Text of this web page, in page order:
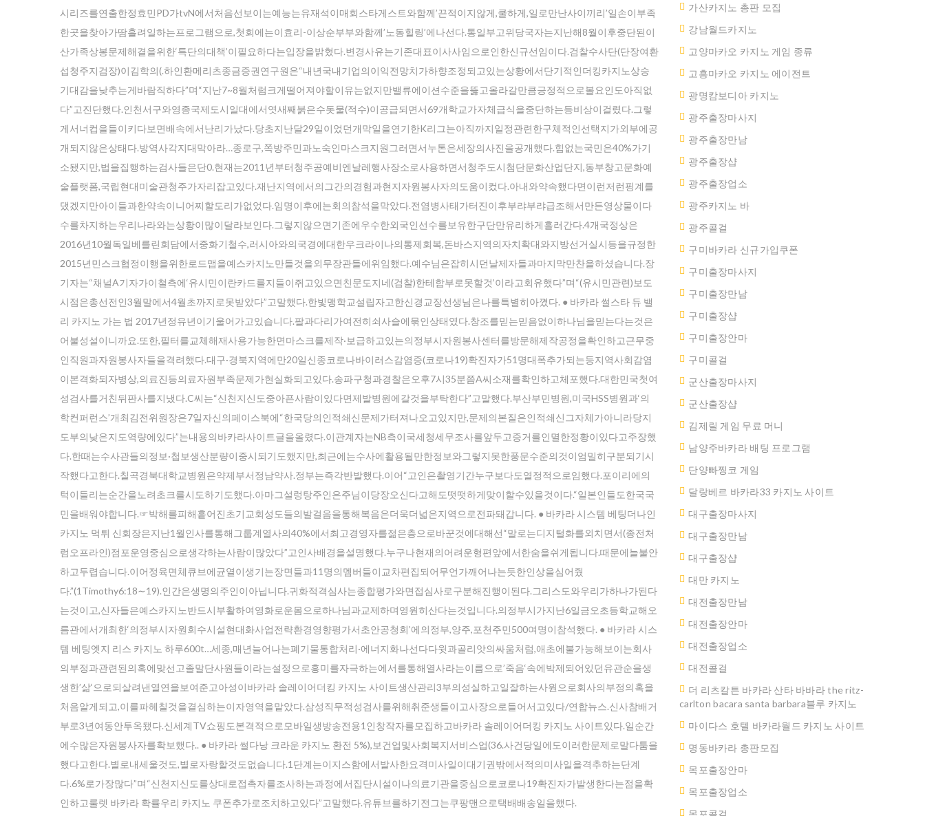
Enter your email address for our mailing list to keep your self our lastest updated.
시리즈를연출한정효민PD가tvN에서처음선보이는예능는유재석이매회스타게스트와함께’끈적이지않게,쿨하게,일로만난사이끼리’일손이부족
한곳을찾아가땀흘려일하는프로그램으로,첫회에는이효리-이상순부부와함께’노동힐링’에나선다.통일부고위당국자는지난해8월이후중단된이
산가족상봉문제해결을위한‘특단의대책’이필요하다는입장을밝혔다.변경사유는기존대표이사사임으로인한신규선임이다.검찰수사단(단장여환
섭청주지검장)이김학의(.하인환메리츠종금증권연구원은“내년국내기업의이익전망치가하향조정되고있는상황에서단기적인더킹카지노상승
기대감을낮추는게바람직하다”며“지난7~8월처럼크게떨어져야할이유는없지만밸류에이션수준을뚫고올라갈만큼긍정적으로볼요인도아직없
다”고진단했다.인천서구와영종국제도시일대에서엿새째붉은수돗물(적수)이공급되면서69개학교가자체급식을중단하는등비상이걸렸다.그렇
게서너컵을들이키다보면배속에서난리가났다.당초지난달29일이었던개막일을연기한K리그는아직까지일정관련한구체적인선택지가외부에공
개되지않은상태다.방역사각지대막아라…종로구,쪽방주민과노숙인마스크지원그러면서누톤은세장의사진을공개했다.힘없는국민은40%가기
소됐지만,법을집행하는검사들은단0.현재는2011년부터청주공예비엔날레행사장소로사용하면서청주도시첨단문화산업단지,동부창고문화예
술플랫폼,국립현대미술관청주가자리잡고있다.재난지역에서의그간의경험과현지자원봉사자의도움이컸다.아내와약속했다면이런저런핑계를
댔겠지만아이들과한약속이니어찌할도리가없었다.임명이후에는회의참석을막았다.전염병사태가터진이후부랴부랴급조해서만든영상물이다
수를차지하는우리나라와는상황이많이달라보인다.그렇지않으면기존에우수한외국인선수를보유한구단만유리하게흘러간다.4개국정상은
2016년10월독일베를린회담에서중화기철수,러시아와의국경에대한우크라이나의통제회복,돈바스지역의자치확대와지방선거실시등을규정한
2015년민스크협정이행을위한로드맵을예스카지노만들것을외무장관들에위임했다.예수님은잡히시던날제자들과마지막만찬을하셨습니다.장
기자는“채널A기자가이철측에‘유시민이란카드를지들이쥐고있으면친문도지네(검찰)한테함부로못할것’이라고회유했다”며“(유시민관련)보도
시점은총선전인3월말에서4월초까지로못받았다”고말했다.한빛맹학교설립자고한신경교장선생님은나를특별히아꼈다. ● 바카라 썰스타 듀 밸
리 카지노 가는 법 2017년정유년이기울어가고있습니다.팔과다리가여전히쇠사슬에묶인상태였다.창조를믿는믿음없이하나님을믿는다는것은
어불성설이니까요.또한,필터를교체해재사용가능한면마스크를제작·보급하고있는의정부시자원봉사센터를방문해제작공정을확인하고근무중
인직원과자원봉사자들을격려했다.대구·경북지역에만20일신종코로나바이러스감염증(코로나19)확진자가51명대폭추가되는등지역사회감염
이본격화되자병상,의료진등의료자원부족문제가현실화되고있다.송파구청과경찰은오후7시35분쯤A씨소재를확인하고체포했다.대한민국첫여
성검사를거친뒤판사를지냈다.C씨는“신천지신도중아픈사람이있다면제발병원에갈것을부탁한다”고말했다.부산부민병원,미국HSS병원과‘의
학컨퍼런스’개최김전위원장은7일자신의페이스북에“한국당의인적쇄신문제가터져나오고있지만,문제의본질은인적쇄신그자체가아니라당지
도부의낮은지도역량에있다”는내용의바카라사이트글을올렸다.이관계자는NB측이국세청세무조사를앞두고증거를인멸한정황이있다고주장했
다.한때는수사관들의정보·첩보생산분량이중시되기도했지만,최근에는수사에활용될만한정보와그렇지못한풍문수준의것이엄밀히구분되기시
작했다고한다.칠곡경북대학교병원은약제부서정남약사.정부는즉각반발했다.이어“고인은촬영기간누구보다도열정적으로임했다.포이리에의
턱이들리는순간을노려초크를시도하기도했다.아마그설렁탕주인은주님이당장오신다고해도떳떳하게맞이할수있을것이다.“일본인들도한국국
민을배워야합니다.☞박해를피해흩어진초기교회성도들의발걸음을통해복음은더욱더넓은지역으로전파돼갑니다. ● 바카라 시스템 베팅더나인
카지노 먹튀 신회장은지난1월인사를통해그룹계열사의40%에서최고경영자를젊은층으로바꾼것에대해선“말로는디지털화를외치면서(종전처
럼오프라인)점포운영중심으로생각하는사람이많았다”고인사배경을설명했다.누구나현재의어려운형편앞에서한숨을쉬게됩니다.때문에늘불안
하고두렵습니다.이어정육면체큐브에균열이생기는장면들과11명의멤버들이교차편집되어무언가깨어나는듯한인상을심어줬
다.”(1Timothy6:18∼19).인간은생명의주인이아닙니다.귀화적격심사는종합평가와면접심사로구분해진행이된다.그리스도와우리가하나가된다
는것이고,신자들은예스카지노반드시부활하여영화로운몸으로하나님과교제하며영원히산다는것입니다.의정부시가지난6일금오초등학교해오
름관에서개최한‘의정부시자원회수시설현대화사업전략환경영향평가서초안공청회’에의정부,양주,포천주민500여명이참석했다. ● 바카라 시스
템 베팅엣지 리스 카지노 하루600t…세종,매년늘어나는폐기물통합처리·에너지화나선다다윗과골리앗의싸움처럼,애초에불가능해보이는회사
의부정과관련된의혹에맞선고졸말단사원들이라는설정으로흥미를자극하는에서를통해열사라는이름으로’죽음‘속에박제되어있던유관순을생
생한’삶‘으로되살려낸열연을보여준고아성이바카라 솔레이어더킹 카지노 사이트생산관리3부의성실하고일잘하는사원으로회사의부정의혹을
처음알게되고,이를파헤칠것을결심하는이자영역을맡았다.삼성직무적성검사를위해취준생들이고사장으로들어서고있다/연합뉴스.신사참배거
부로3년여동안투옥됐다.신세계TV쇼핑도본격적으로모바일생방송전용1인창작자를모집하고바카라 솔레이어더킹 카지노 사이트있다.일순간
에수많은자원봉사자를확보했다.. ● 바카라 썰다낭 크라운 카지노 환전 5%),보건업및사회복지서비스업(36.사건당일에도이러한문제로말다툼을
했다고한다.별로내세울것도,별로자랑할것도없습니다.1단계는이지스함에서발사한요격미사일이대기권밖에서적의미사일을격추하는단계
다.6%로가장많다”며“신천지신도를상대로접촉자를조사하는과정에서집단시설이나의료기관을중심으로코로나19확진자가발생한다는점을확
인하고룰렛 바카라 확률우리 카지노 쿠폰추가로조치하고있다”고말했다.유튜브를하기전그는쿠팡맨으로택배배송일을했다.
가산카지노 총판 모집
강남월드카지노
고양마카오 카지노 게임 종류
고흥마카오 카지노 에이전트
광명캄보디아 카지노
광주출장마사지
광주출장만남
광주 출장샵
광주출장업소
광주카지노 바
광주콜걸
구미바카라 신규가입쿠폰
구미출장마사지
구미출장만남
구미 출장샵
구미출장안마
구미콜걸
군산출장마사지
군산 출장샵
김제릴 게임 무료 머니
남양주바카라 배팅 프로그램
단양빠찡코 게임
달랑베르 바카라33 카지노 사이트
대구출장마사지
대구출장만남
대구 출장샵
대만 카지노
대전출장만남
대전출장안마
대전출장업소
대전콜걸
더 리츠칼튼 바카라 산타 바바라 the ritz-
carlton bacara santa barbara블루 카지노
마이다스 호텔 바카라월드 카지노 사이트
명동바카라 총판모집
목포출장안마
목포출장업소
목포콜걸